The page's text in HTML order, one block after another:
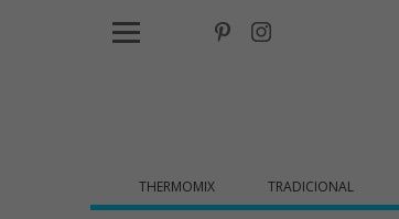
THERMOMIX TRADICIONAL